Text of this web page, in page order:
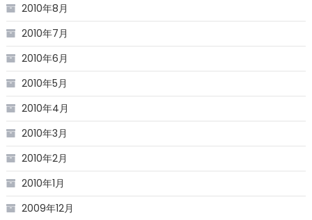
2010年8月
2010年7月
2010年6月
2010年5月
2010年4月
2010年3月
2010年2月
2010年1月
2009年12月